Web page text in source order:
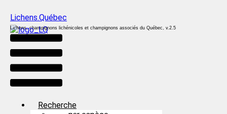
Lichens.Québec
Lichens, champignons lichénicoles et champignons associés du Québec, v.2.5
Menu
Recherche